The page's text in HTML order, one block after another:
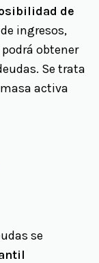
de
ingresos,
obtener
Se trata
activa
se